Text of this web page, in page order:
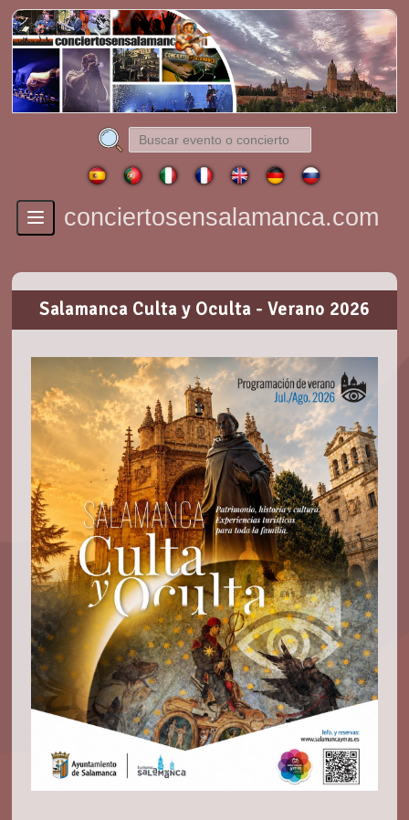
Toggle
navigationconciertosensalamanca.com
Salamanca Culta y Oculta - Verano 2026